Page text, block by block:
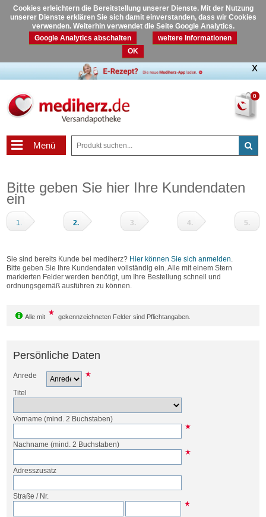
Cookies erleichtern die Bereitstellung unserer Dienste. Mit der Nutzung
unserer Dienste erklären Sie sich damit einverstanden, dass wir Cookies
verwenden. Weiterhin verwendet die Seite Google Analytics.
Google Analytics abschalten
weitere Informationen
OK
0
Menü
Bitte geben Sie hier Ihre Kundendaten
ein
1. 2. 3. 4.
und
Bestellen
5.
Sie sind bereits Kunde bei mediherz? Hier können Sie sich anmelden.
Bitte geben Sie Ihre Kundendaten vollständig ein. Alle mit einem Stern
markierten Felder werden benötigt, um Ihre Bestellung schnell und
ordnungsgemäß ausführen zu können.
Alle mit gekennzeichneten Felder sind Pflichtangaben.
Persönliche Daten
Anrede
Titel
Vorname (mind. 2 Buchstaben)
Nachname (mind. 2 Buchstaben)
Adresszusatz
Straße / Nr.